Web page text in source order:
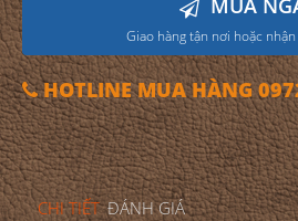
Giao hàng tận nơi hoặc
HOTLINE MUA HÀNG
CHI TIẾT ĐÁNH GIÁ